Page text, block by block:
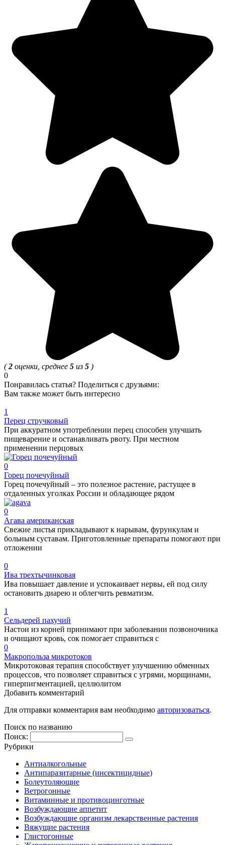
(2 оценки, среднее 5 из 5 )
0
Понравилась статья? Поделиться с друзьями:
Вам также может быть интересно
1
Перец стручковый
При аккуратном употреблении перец способен улучшать
пищеварение и останавливать рвоту. При местном
применении перцовых
0
Горец почечуйный
Горец почечуйный – это полезное растение, растущее в
отдаленных уголках России и обладающее рядом
0
Агава американская
Свежие листья прикладывают к нарывам, фурункулам и
больным суставам. Приготовленные препараты помогают при
отложении
0
Ива трехтычинковая
Ива повышает давление и успокаивает нервы, ей под силу
остановить диарею и облегчить ревматизм.
1
Сельдерей пахучий
Настои из корней принимают при заболевании позвоночника
и очищают кровь, сок помогает справиться с
0
Макропольза микротоков
Микротоковая терапия способствует улучшению обменных
процессов, что позволяет справиться с угрями, морщинами,
гиперпигментацией, целлюлитом
Добавить комментарий
Для отправки комментария вам необходимо авторизоваться.
Поиск по названию
Поиск:
Рубрики
Антиалкогольные
Антипаразитарные (инсектицидные)
Болеутоляющие
Ветрогонные
Витаминные и противоцинготные
Возбуждающие аппетит
Возбуждающие организм лекарственные растения
Вяжущие растения
Глистогонные